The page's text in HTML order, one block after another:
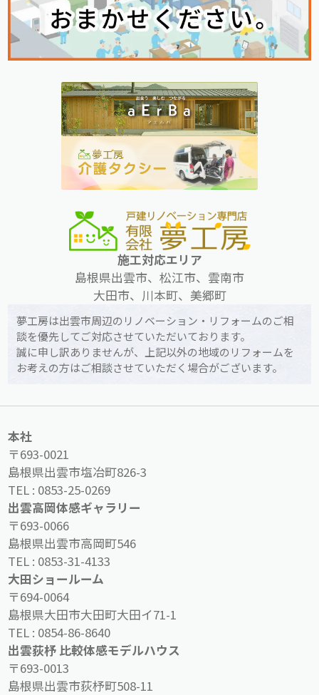
施工対応エリア
島根県出雲市、松江市、雲南市
大田市、川本町、美郷町
夢工房は出雲市周辺のリノベーション・リフォームのご相
談を優先してご対応させていただいております。
誠に申し訳ありませんが、上記以外の地域のリフォームを
お考えの方はご相談させていただく場合がございます。
本社
〒693-0021
島根県出雲市塩冶町826-3
TEL : 0853-25-0269
出雲高岡体感ギャラリー
〒693-0066
島根県出雲市高岡町546
TEL : 0853-31-4133
大田ショールーム
〒694-0064
島根県大田市大田町大田イ71-1
TEL : 0854-86-8640
出雲荻杼 比較体感モデルハウス
〒693-0013
島根県出雲市荻杼町508-11